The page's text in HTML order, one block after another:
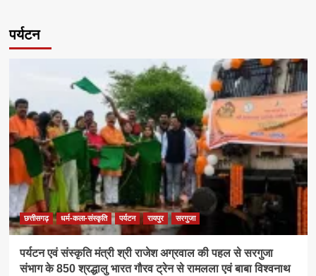
पर्यटन
छत्तीसगढ़ धर्म-कला-संस्कृति पर्यटन रायपुर सरगुजा
पर्यटन एवं संस्कृति मंत्री श्री राजेश अग्रवाल की पहल से सरगुजा
संभाग के 850 श्रद्धालु भारत गौरव ट्रेन से रामलला एवं बाबा विश्वनाथ